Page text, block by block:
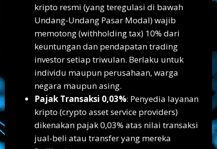
kripto resmi (yang teregulasi di bawah
Undang-Undang Pasar Modal) wajib
memotong (withholding tax) 10% dari
keuntungan dan pendapatan trading
investor setiap triwulan. Berlaku untuk
individu maupun perusahaan, warga
negara maupun asing.
Pajak Transaksi 0,03%: Penyedia layanan
kripto (crypto asset service providers)
dikenakan pajak 0,03% atas nilai transaksi
jual-beli atau transfer yang mereka